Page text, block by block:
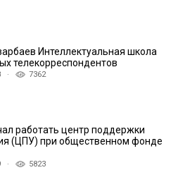
Интеллектуальная школа
телекорреспондентов
· 7362
работать центр поддержки
(ЦПУ) при общественном фонде
· 5823